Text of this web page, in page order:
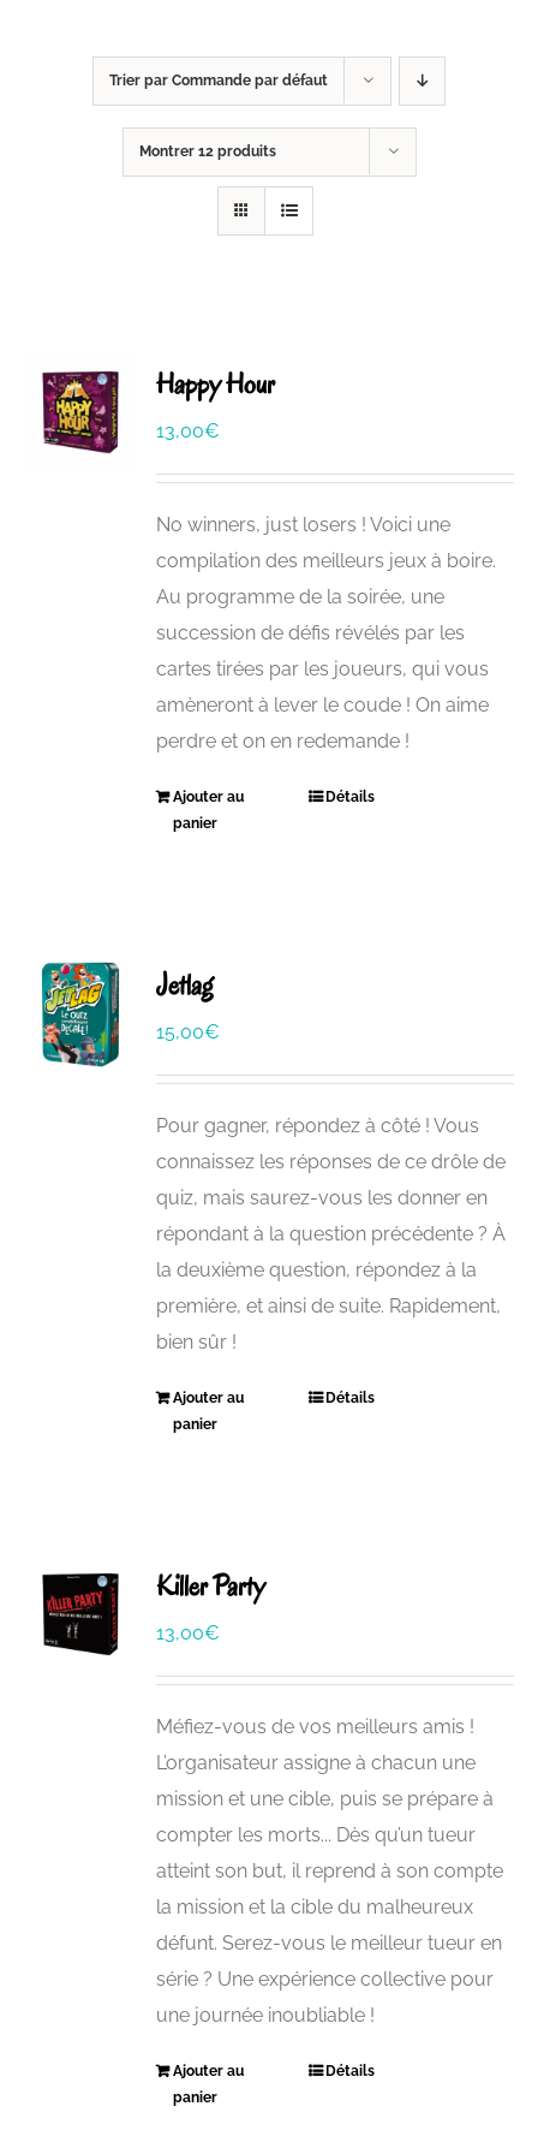
Trier par Commande par défaut
Montrer 12 produits
Happy Hour
13,00€
No winners, just losers ! Voici une
compilation des meilleurs jeux à boire.
Au programme de la soirée, une
succession de défis révélés par les
cartes tirées par les joueurs, qui vous
amèneront à lever le coude ! On aime
perdre et on en redemande !
Ajouter au
panier
Détails
Jetlag
15,00€
Pour gagner, répondez à côté ! Vous
connaissez les réponses de ce drôle de
quiz, mais saurez-vous les donner en
répondant à la question précédente ? À
la deuxième question, répondez à la
première, et ainsi de suite. Rapidement,
bien sûr !
Ajouter au
panier
Détails
Killer Party
13,00€
Méfiez-vous de vos meilleurs amis !
L’organisateur assigne à chacun une
mission et une cible, puis se prépare à
compter les morts... Dès qu’un tueur
atteint son but, il reprend à son compte
la mission et la cible du malheureux
défunt. Serez-vous le meilleur tueur en
série ? Une expérience collective pour
une journée inoubliable !
Ajouter au
panier
Détails